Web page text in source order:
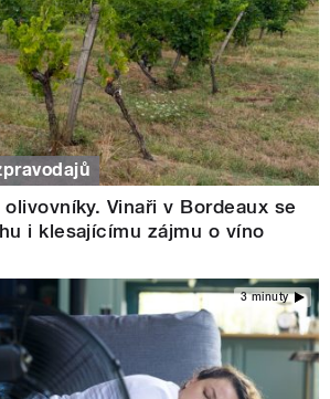
Vinaři v Bordeaux se
i klesajícímu zájmu o víno
3 minuty